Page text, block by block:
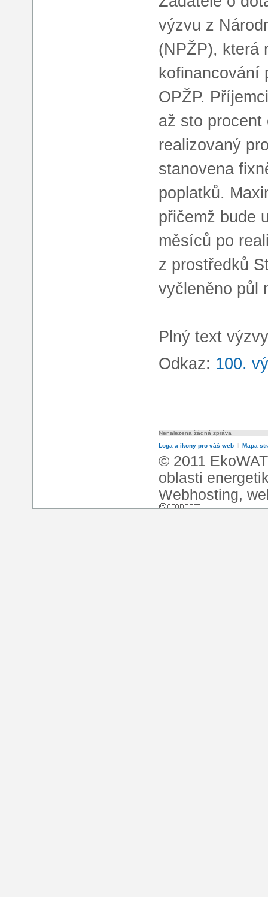
výzvu z
(NPŽP), která
kofinancování
OPŽP.
až sto procent
realizovaný
stanovena
poplatků.
přičemž bude
měsíců po
z prostředků
vyčleněno půl
Plný text
Odkaz: 100.
Nenalezena žádná zpráva
Loga a ikony pro váš web l Mapa
© 2011
oblasti
Webhosting,